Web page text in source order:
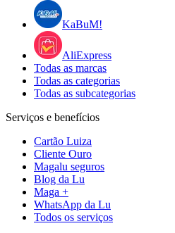
KaBuM!
AliExpress
Todas as marcas
Todas as categorias
Todas as subcategorias
Serviços e benefícios
Cartão Luiza
Cliente Ouro
Magalu seguros
Blog da Lu
Maga +
WhatsApp da Lu
Todos os serviços